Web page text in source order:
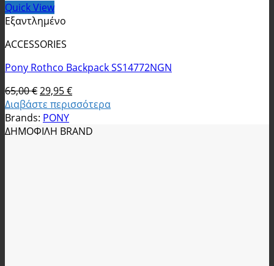
Quick View
Εξαντλημένο
ACCESSORIES
Pony Rothco Backpack SS14772NGN
65,00€ Original
price
was:
65,00 €.
29,95€Η
τρέχουσα
είναι:
Διαβάστε περισσότερα
Brands: PONY
ΔΗΜΟΦΙΛΗ BRAND